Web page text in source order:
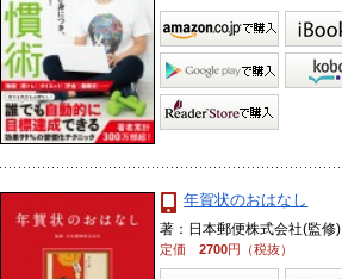
年賀状のおはなし
著：日本郵便株式会社(監修)
定価2700円（税抜）